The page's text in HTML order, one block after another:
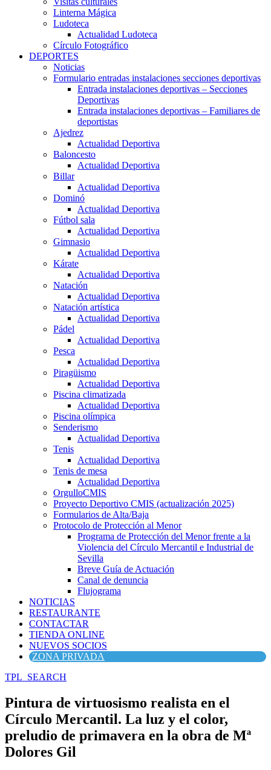
Linterna Mágica
Ludoteca
Actualidad Ludoteca
Círculo Fotográfico
DEPORTES
Noticias
Formulario entradas instalaciones secciones deportivas
Entrada instalaciones deportivas – Secciones
Deportivas
Entrada instalaciones deportivas – Familiares de
deportistas
Ajedrez
Actualidad Deportiva
Baloncesto
Actualidad Deportiva
Billar
Actualidad Deportiva
Dominó
Actualidad Deportiva
Fútbol sala
Actualidad Deportiva
Gimnasio
Actualidad Deportiva
Kárate
Actualidad Deportiva
Natación
Actualidad Deportiva
Natación artística
Actualidad Deportiva
Pádel
Actualidad Deportiva
Pesca
Actualidad Deportiva
Piragüismo
Actualidad Deportiva
Piscina climatizada
Actualidad Deportiva
Piscina olímpica
Senderismo
Actualidad Deportiva
Tenis
Actualidad Deportiva
Tenis de mesa
Actualidad Deportiva
OrgulloCMIS
Proyecto Deportivo CMIS (actualización 2025)
Formularios de Alta/Baja
Protocolo de Protección al Menor
Programa de Protección del Menor frente a la
Violencia del Círculo Mercantil e Industrial de
Sevilla
Breve Guía de Actuación
Canal de denuncia
Flujograma
NOTICIAS
RESTAURANTE
CONTACTAR
TIENDA ONLINE
NUEVOS SOCIOS
ZONA PRIVADA
TPL_SEARCH
Pintura de virtuosismo realista en el
Círculo Mercantil. La luz y el color,
preludio de primavera en la obra de Mª
Dolores Gil